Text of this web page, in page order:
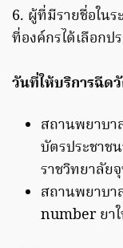
6. ผู้ที่มีรายชื่อใน
ที่องค์กรได้เลือกป
วันที่ให้บริการฉีด
สถานพยาบา
บัตรประชาช
ราชวิทยาลัย
สถานพยาบ
number ยา